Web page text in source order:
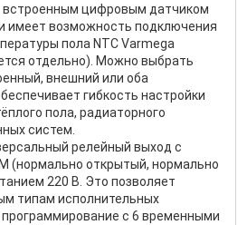
встроенным цифровым датчиком
имеет возможность подключения
пола NTC Varmega
отдельно). Можно выбрать
внешний или оба
гибкость настройки
пола, радиаторного
систем.
релейный выход с
(нормально открытый, нормально
220 В. Это позволяет
типам исполнительных
с 6 временными